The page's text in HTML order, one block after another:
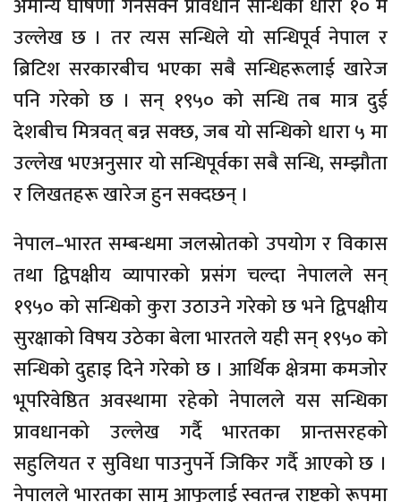
उल्लेख छ । तर त्यस सन्धिले यो सन्धिपूर्व नेपाल र
ब्रिटिश सरकारबीच भएका सबै सन्धिहरूलाई खारेज
पनि गरेको छ । सन् १९५० को सन्धि तब मात्र दुई
देशबीच मित्रवत् बन्न सक्छ, जब यो सन्धिको धारा ५ मा
उल्लेख भएअनुसार यो सन्धिपूर्वका सबै सन्धि, सम्झौता
र लिखतहरू खारेज हुन सक्दछन् ।
नेपाल–भारत सम्बन्धमा जलस्रोतको उपयोग र विकास
तथा द्विपक्षीय व्यापारको प्रसंग चल्दा नेपालले सन्
१९५० को सन्धिको कुरा उठाउने गरेको छ भने द्विपक्षीय
सुरक्षाको विषय उठेका बेला भारतले यही सन् १९५० को
सन्धिको दुहाइ दिने गरेको छ । आर्थिक क्षेत्रमा कमजोर
भूपरिवेष्ठित अवस्थामा रहेको नेपालले यस सन्धिका
प्रावधानको उल्लेख गर्दै भारतका प्रान्तसरहको
सहुलियत र सुविधा पाउनुपर्ने जिकिर गर्दै आएको छ ।
नेपालले भारतका सामु आफूलाई स्वतन्त्र राष्ट्रको रूपमा